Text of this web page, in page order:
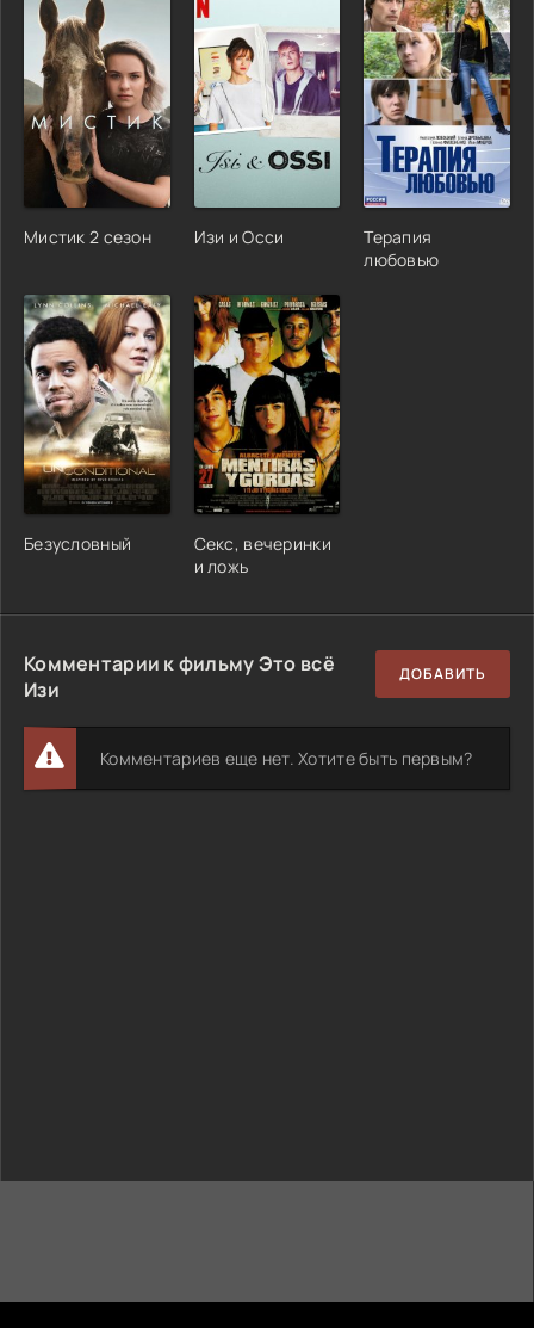
Мистик 2 сезон Изи и Осси
Терапия
любовью
Безусловный
Секс, вечеринки
и ложь
Комментарии к фильму Это всё
Изи
ДОБАВИТЬ
Комментариев еще нет. Хотите быть первым?